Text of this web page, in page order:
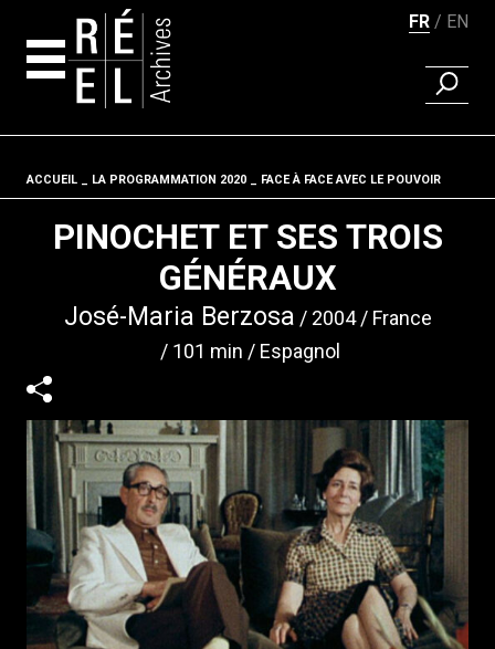
FR EN
Fil d'ariane
ACCUEIL LA PROGRAMMATION 2020 FACE À FACE AVEC LE POUVOIR
PINOCHET ET SES TROIS
GÉNÉRAUX
José-Maria Berzosa 2004
France
101 min
Espagnol